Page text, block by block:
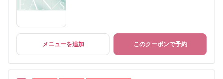
メニューを追加 このクーポンで予約